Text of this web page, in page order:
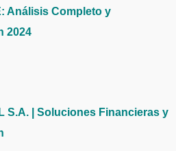
Análisis Completo y
2024
S.A. | Soluciones Financieras y